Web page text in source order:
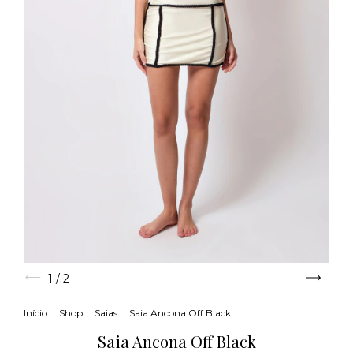
1 / 2
Início Shop Saias Saia Ancona Off Black
Saia Ancona Off Black